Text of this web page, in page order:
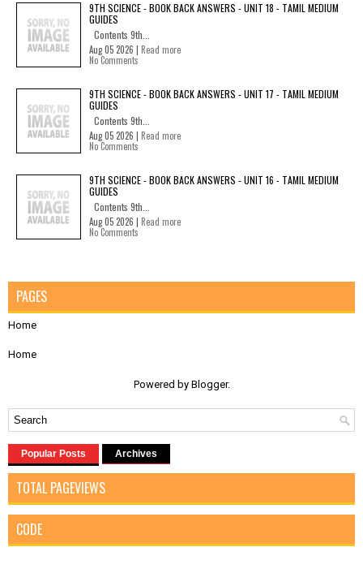
9TH SCIENCE - BOOK BACK ANSWERS - UNIT 18 - TAMIL MEDIUM
GUIDES
Contents 9th...
Aug 05 2026 | Read more
No Comments
9TH SCIENCE - BOOK BACK ANSWERS - UNIT 17 - TAMIL MEDIUM
GUIDES
Contents 9th...
Aug 05 2026 | Read more
No Comments
9TH SCIENCE - BOOK BACK ANSWERS - UNIT 16 - TAMIL MEDIUM
GUIDES
Contents 9th...
Aug 05 2026 | Read more
No Comments
PAGES
Home
Home
Powered by Blogger.
Popular Posts Archives
TOTAL PAGEVIEWS
CODE